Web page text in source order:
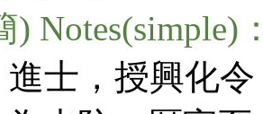
) Notes(simple)
進士，授興化